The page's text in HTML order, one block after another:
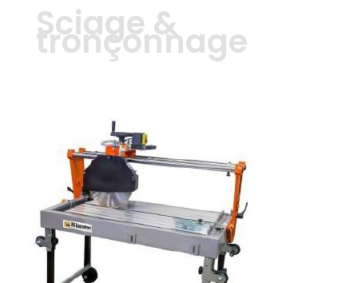
Sciage &
tronçonnage